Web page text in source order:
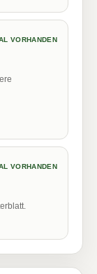
VORHANDEN
VORHANDEN